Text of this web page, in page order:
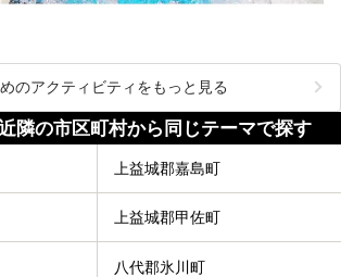
のアクティビティをもっと見る
隣の市区町村から同じテーマで探す
上益城郡嘉島町
上益城郡甲佐町
八代郡氷川町